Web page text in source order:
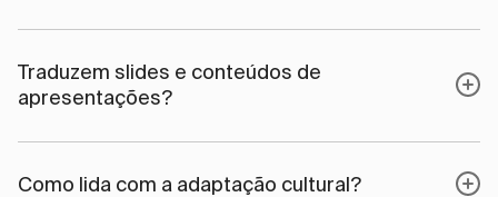
Traduzem slides e conteúdos de
apresentações?
Como lida com a adaptação cultural?